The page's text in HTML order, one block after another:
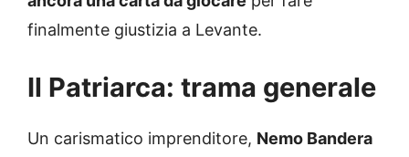
finalmente giustizia a Levante.
Il Patriarca: trama generale
Un carismatico imprenditore, Nemo Bandera